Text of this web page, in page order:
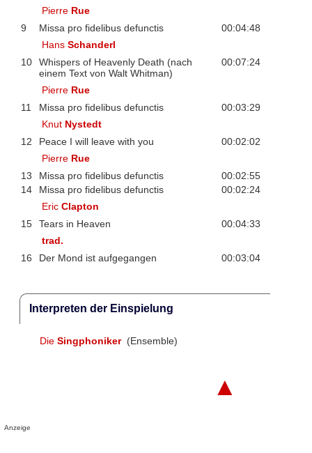
Pierre Rue
9
Missa pro fidelibus defunctis
00:04:48
HansSchanderl
10
Whispers of Heavenly Death (nach
einem Text von Walt Whitman)
00:07:24
Pierre Rue
11
Missa pro fidelibus defunctis
00:03:29
Knut Nystedt
12
Peace I will leave with you
00:02:02
Pierre Rue
13
Missa pro fidelibus defunctis
00:02:55
14
Missa pro fidelibus defunctis
00:02:24
EricClapton
15
Tears in Heaven
00:04:33
trad.
16
Der Mond ist aufgegangen 00:03:04
Interpreten der Einspielung
Die Singphoniker (Ensemble)
▲
Anzeige